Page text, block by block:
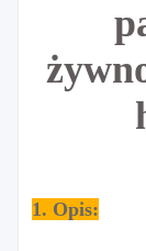
1. Opis: